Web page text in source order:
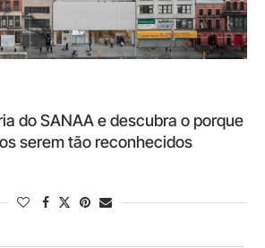
do SANAA e descubra o porque
serem tão reconhecidos